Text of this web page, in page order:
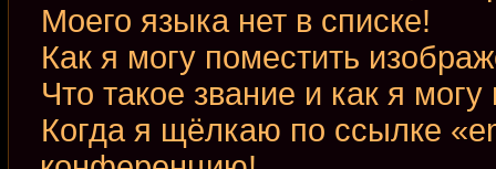
Моего языка нет в списке!
Как я могу поместить
Что такое звание и как я могу
Когда я щёлкаю по ссылке